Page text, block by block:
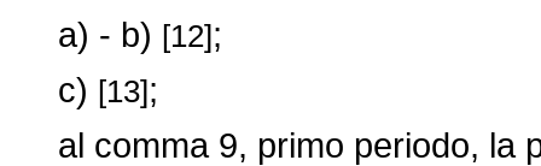
a) - b) [12];
c) [13];
al comma 9, primo periodo, la